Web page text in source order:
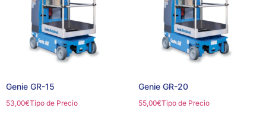
Genie GR-15
53,00€Tipo de Precio
Genie GR-20
55,00€Tipo de Precio